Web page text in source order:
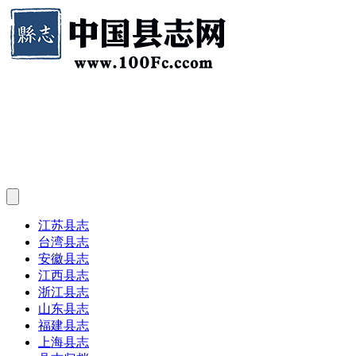
江苏县志
台湾县志
安徽县志
江西县志
浙江县志
山东县志
福建县志
上海县志